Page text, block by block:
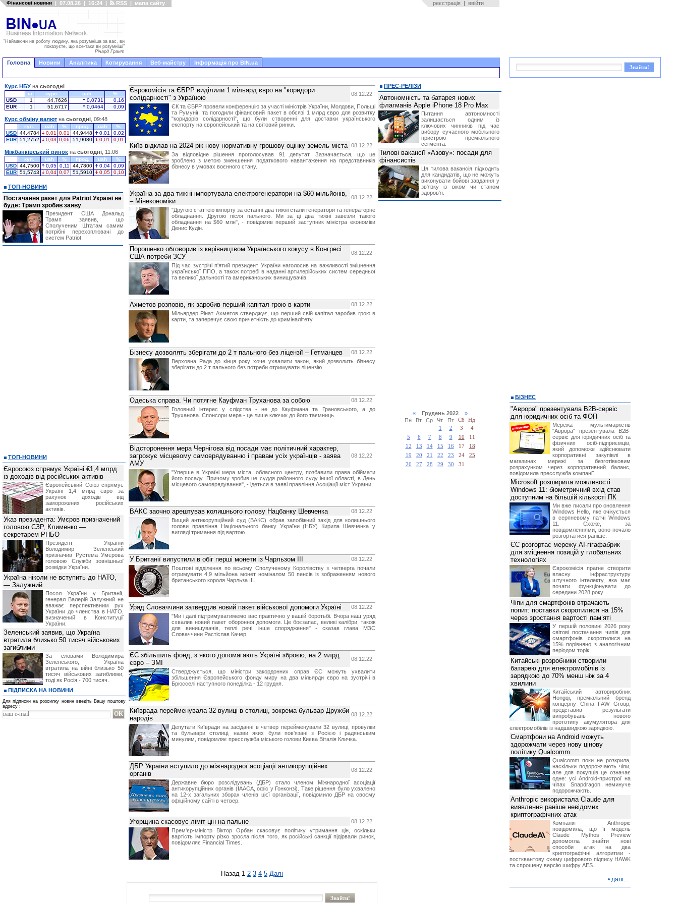
Фінансові новини | 07.08.26 | 16:24 | RSS | мапа сайту реєстрація | ввійти
"Наймаючи на роботу людину, яка розумніша за вас, ви
показуєте, що все-таки ви розумніші"
Річард Грант
Головна Новини Аналітика Котирування Веб-майстру Інформація про BIN.ua
Єврокомісія та ЄБРР виділили 1 мільярд євро на "коридори
солідарності" з Україною
08.12.22
ЄК та ЄБРР провели конференцію за участі міністрів України, Молдови, Польщі
та Румунії, та погодили фінансовий пакет в обсязі 1 млрд євро для розвитку
"коридорів солідарності", що були створенні для доставки українського
експорту на європейський та на світовий ринки.
Київ відклав на 2024 рік нову нормативну грошову оцінку земель міста 08.12.22
За відповідне рішення проголосував 91 депутат. Зазначається, що це
зроблено з метою зменшення податкового навантаження на представників
бізнесу в умовах воєнного стану.
Україна за два тижні імпортувала електрогенератори на $60 мільйонів,
– Мінекономіки
08.12.22
"Другою статтею імпорту за останні два тижні стали генератори та генераторне
обладнання. Другою після пального. Ми за ці два тижні завезли такого
обладнання на $60 млн", - повідомив перший заступник міністра економіки
Денис Кудін.
Порошенко обговорив із керівництвом Українського кокусу в Конгресі
США потреби ЗСУ
08.12.22
Під час зустрічі п'ятий президент України наголосив на важливості зміцнення
української ППО, а також потребі в наданні артилерійських систем середньої
та великої дальності та американських винищувачів.
Ахметов розповів, як заробив перший капітал грою в карти
08.12.22
Мільярдер Рінат Ахметов стверджує, що перший свій капітал заробив грою в
карти, та заперечує свою причетність до криміналітету.
Бізнесу дозволять зберігати до 2 т пального без ліцензії – Гетманцев
08.12.22
Верховна Рада до кінця року хоче ухвалити закон, який дозволить бізнесу
зберігати до 2 т пального без потреби отримувати ліцензію.
Одеська справа. Чи потягне Кауфман Труханова за собою
08.12.22
Головний інтерес у слідства - не до Кауфмана та Грановського, а до
Труханова. Спонсори мера - це лише ключик до його таємниць.
Відсторонення мера Чернігова від посади має політичний характер,
загрожує місцевому самоврядуванню і правам усіх українців - заява
АМУ
08.12.22
"Уперше в Україні мера міста, обласного центру, позбавили права обіймати
його посаду. Причому зробив це суддя районного суду іншої області, в День
місцевого самоврядування", - ідеться в заяві правління Асоціації міст України.
ВАКС заочно арештував колишнього голову Нацбанку Шевченка
08.12.22
Вищий антикорупційний суд (ВАКС) обрав запобіжний захід для колишнього
голови правління Національного банку України (НБУ) Кирила Шевченка у
вигляді тримання під вартою.
У Британії випустили в обіг перші монети із Чарльзом III
08.12.22
Поштові відділення по всьому Сполученому Королівству з четверга почали
отримувати 4,9 мільйона монет номіналом 50 пенсів із зображенням нового
британського короля Чарльза III.
Уряд Словаччини затвердив новий пакет військової допомоги Україні
08.12.22
"Ми і далі підтримуватимемо вас практично у вашій боротьбі. Вчора наш уряд
схвалив новий пакет оборонної допомоги. Це боєзапас, великі калібри, також
для винищувачів, теплі речі, інше спорядження" - сказав глава МЗС
Словаччини Растіслав Качер.
ЄС збільшить фонд, з якого допомагають Україні зброєю, на 2 млрд
євро – ЗМІ
08.12.22
Стверджується, що міністри закордонних справ ЄС можуть ухвалити
збільшення Європейського фонду миру на два мільярди євро на зустрічі в
Брюсселі наступного понеділка - 12 грудня.
Київрада перейменувала 32 вулиці в столиці, зокрема бульвар Дружби
народів
08.12.22
Депутати Київради на засіданні в четвер перейменували 32 вулиці, провулки
та бульвари столиці, назви яких були пов'язані з Росією і радянським
минулим, повідомляє пресслужба міського голови Києва Віталія Кличка.
ДБР України вступило до міжнародної асоціації антикорупційних
органів
08.12.22
Державне бюро розслідувань (ДБР) стало членом Міжнародної асоціації
антикорупційних органів (IAACA, офіс у Гонконзі). Таке рішення було ухвалено
на 12-х загальних зборах членів цієї організації, повідомило ДБР на своєму
офіційному сайті в четвер.
Угорщина скасовує ліміт цін на пальне
08.12.22
Прем'єр-міністр Віктор Орбан скасовує політику утримання цін, оскільки
вартість імпорту різко зросла після того, як російські санкції підірвали ринок,
повідомляє Financial Times.
Назад 1 2 3 4 5 Далі
Курс НБУ на сьогодні
за курс uah
%
USD
1 44,7626 0,0731
0,16
EUR
1 51,6717 0,0464 0,09
Курс обміну валют на сьогодні , 09:48
куп. uah % прод. uah
%
USD 44,4784 0,01 0,01 44,9448 0,01
0,02
EUR 51,2752 0,03 0,06 51,9080 0,01 0,01
Міжбанківський ринок на сьогодні , 11:06
куп. uah % прод. uah
%
USD 44,7500 0,05 0,11 44,7800 0,04
0,09
EUR 51,5743 0,04 0,07 51,5910 0,05 0,10
ТОП-НОВИНИ
Постачання ракет для Patriot Україні не
буде: Трамп зробив заяву
Президент США Дональд
Трамп заявив, що
Сполученим Штатам самим
потрібні перехоплювачі до
систем Patriot.
ТОП-НОВИНИ
Євросоюз спрямує Україні €1,4 млрд
із доходів від російських активів
Європейський Союз спрямує
Україні 1,4 млрд євро за
рахунок доходів від
заморожених російських
активів.
Указ президента: Умєров призначений
головою СЗР, Клименко —
секретарем РНБО
Президент України
Володимир Зеленський
призначив Pустема Умєрова
головою Служби зовнішньої
розвідки України.
Україна ніколи не вступить до НАТО,
— Залужний
Посол України у Британії,
генерал Валерій Залужний не
вважає перспективним рух
України до членства в НАТО,
визначений в Конституції
України.
Зеленський заявив, що Україна
втратила близько 50 тисяч військових
загиблими
За словами Володимира
Зеленського, Україна
втратила на війні близько 50
тисяч військових загиблими,
тоді як Росія - 700 тисяч.
ПІДПИСКА НА НОВИНИ
Для підписки на розсилку новин введіть Вашу поштову
адресу :
ПРЕС-РЕЛІЗИ
Автономність та батарея нових
флагманів Apple iPhone 18 Pro Max
Питання автономності
залишається одним із
ключових чинників під час
вибору сучасного мобільного
пристрою преміального
сегмента.
Тилові вакансії «Азову»: посади для
фінансистів
Ця тилова вакансія підходить
для кандидатів, що не можуть
виконувати бойові завдання у
звʼязку із віком чи станом
здоровʼя.
«Грудень 2022 »
Пн
Вт Ср Чт Пт Сб
Нд
1
2 3
4
5
6 7 8 9 10
11
12
13 14 15 16 17
18
19
20 21 22 23 24
25
26
27 28 29 30 31
БІЗНЕС
"Аврора" презентувала B2B-сервіс
для юридичних осіб та ФОП
Мережа мультимаркетів
"Аврора" презентувала B2B-
сервіс для юридичних осіб та
фізичних осіб-підприємців,
який допоможе здійснювати
корпоративні закупівлі в
магазинах мережі за безготівковим
розрахунком через корпоративний баланс,
повідомила пресслужба компанії.
Microsoft розширила можливості
Windows 11: біометричний вхід став
доступним на більшій кількості ПК
Ми вже писали про оновлення
Windows Hello, яке очікується
в серпневому патчі Windows
11. Схоже, за
повідомленнями, воно почало
розгортатися раніше.
ЄС розгортає мережу AI-гігафабрик
для зміцнення позицій у глобальних
технологіях
Єврокомісія прагне створити
власну інфраструктуру
штучного інтелекту, яка має
почати функціонувати до
середини 2028 року
Чіпи для смартфонів втрачають
попит: поставки скоротилися на 15%
через зростання вартості пам’яті
У першій половині 2026 року
світові постачання чипів для
смартфонів скоротилися на
15% порівняно з аналогічним
періодом торік.
Китайські розробники створили
батарею для електромобілів із
зарядкою до 70% менш ніж за 4
хвилини
Китайський автовиробник
Hongqi, преміальний бренд
концерну China FAW Group,
представив результати
випробувань нового
прототипу акумулятора для
електромобілів із надшвидкою зарядкою.
Смартфони на Android можуть
здорожчати через нову цінову
політику Qualcomm
Qualcomm поки не розкрила,
наскільки подорожчають чіпи,
але для покупців це означає
одне: усі Android-пристрої на
чіпах Snapdragon неминуче
подорожчають.
Anthropic використала Claude для
виявлення раніше невідомих
криптографічних атак
Компанія Anthropic
повідомила, що її модель
Claude Mythos Preview
допомогла знайти нові
способи атак на два
криптографічні алгоритми -
постквантову схему цифрового підпису HAWK
та спрощену версію шифру AES.
• далі...